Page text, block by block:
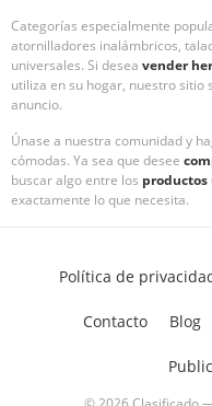
Categorías especialmente
atornilladores inalámbricos,
universales. Si desea vender
utiliza en su hogar, nuestro
anuncio.
Únase a nuestra comunidad y
cómodas. Ya sea que desee
buscar algo entre los productos
exactamente lo que necesita.
Política de
Contacto Blog